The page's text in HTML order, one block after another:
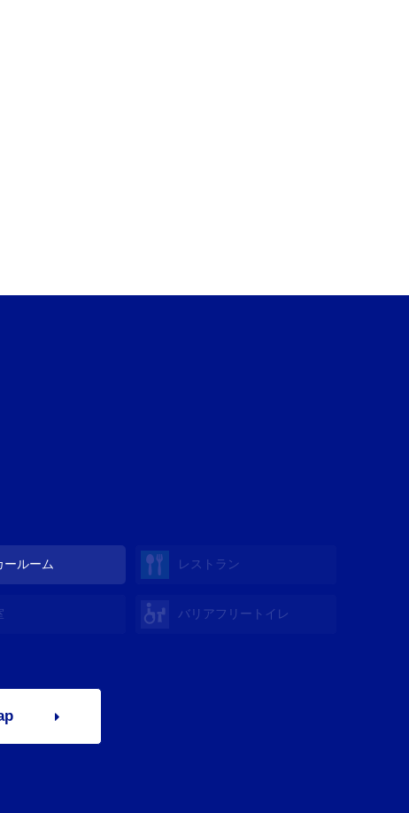
ールーム レストラン
バリアフリートイレ